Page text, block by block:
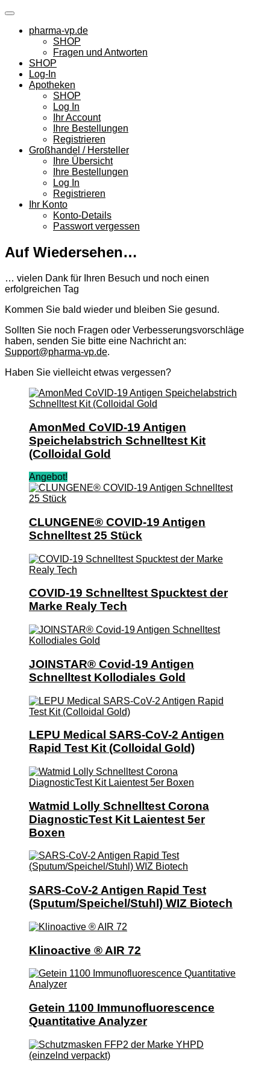
Skip
contentpharma-vp.de
SHOP
Fragen und Antworten
SHOP
Log-In
Apotheken
SHOP
Log In
Ihr Account
Ihre Bestellungen
Registrieren
Großhandel / Hersteller
Ihre Übersicht
Ihre Bestellungen
Log In
Registrieren
Ihr Konto
Konto-Details
Passwort vergessen
Auf Wiedersehen…
… vielen Dank für Ihren Besuch und noch einen
erfolgreichen Tag
Kommen Sie bald wieder und bleiben Sie gesund.
Sollten Sie noch Fragen oder Verbesserungsvorschläge
haben, senden Sie bitte eine Nachricht an:
Support@pharma-vp.de.
Haben Sie vielleicht etwas vergessen?
AmonMed CoVID-19 Antigen
Speichelabstrich Schnelltest Kit
(Colloidal Gold
Angebot!
CLUNGENE® COVID-19 Antigen
Schnelltest 25 Stück
COVID-19 Schnelltest Spucktest der
Marke Realy Tech
JOINSTAR® Covid-19 Antigen
Schnelltest Kollodiales Gold
LEPU Medical SARS-CoV-2 Antigen
Rapid Test Kit (Colloidal Gold)
Watmid Lolly Schnelltest Corona
DiagnosticTest Kit Laientest 5er
Boxen
SARS-CoV-2 Antigen Rapid Test
(Sputum/Speichel/Stuhl) WIZ Biotech
Klinoactive ® AIR 72
Getein 1100 Immunofluorescence
Quantitative Analyzer